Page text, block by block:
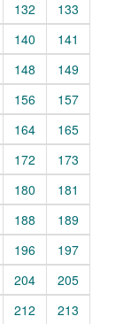
132
133
140
141
148
149
156
157
164
165
172
173
180
181
188
189
196
197
204
205
212
213